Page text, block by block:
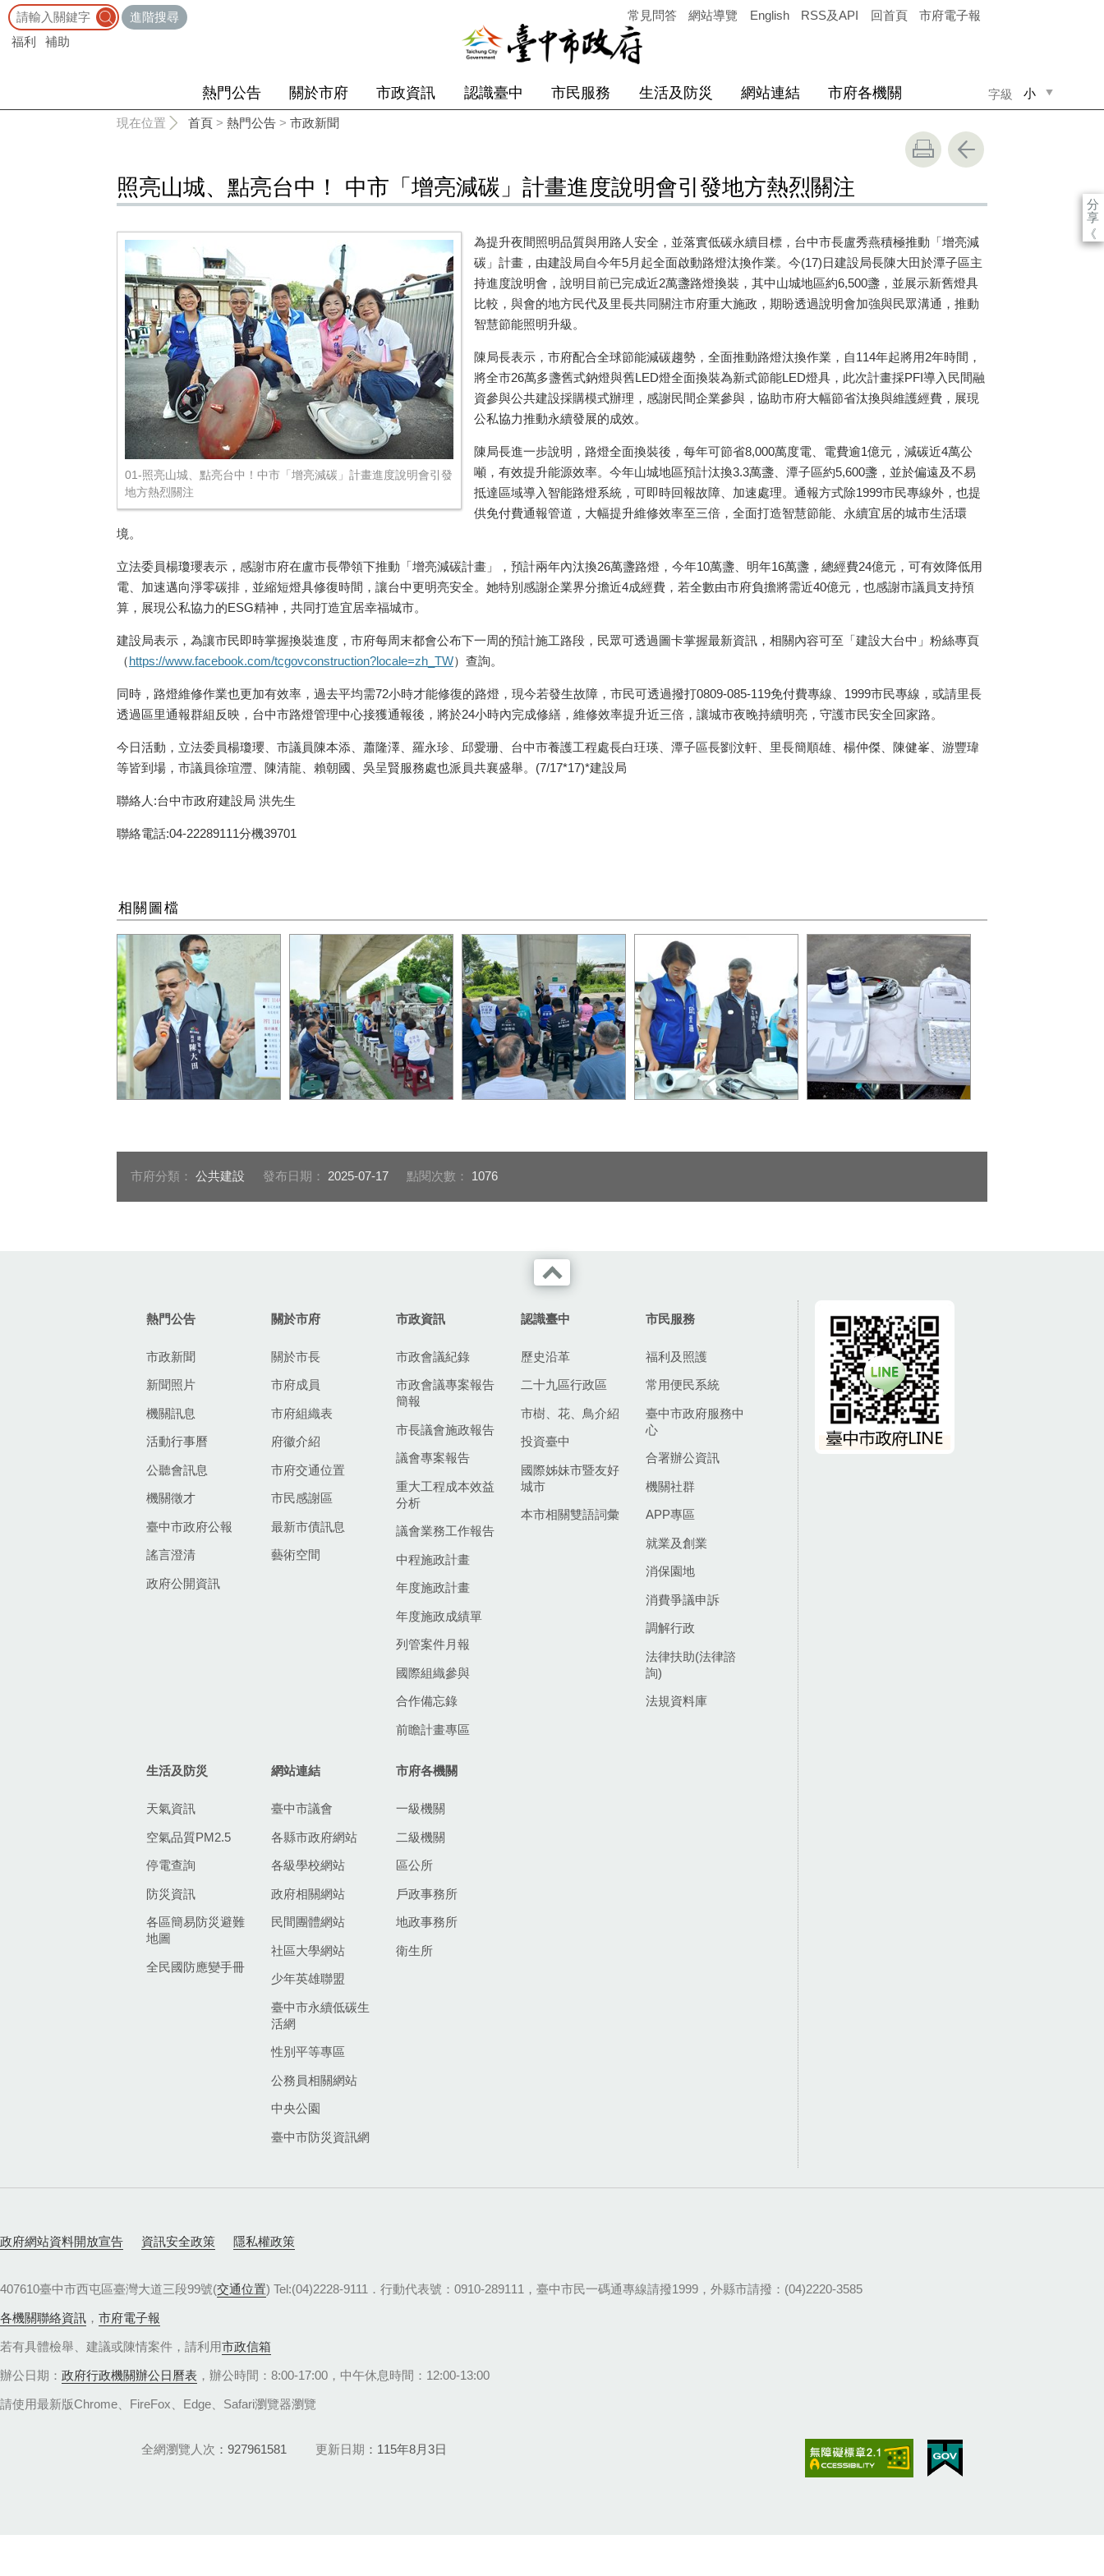
進階搜尋
福利
補助
常見問答 網站導覽 English RSS及API 回首頁 市府電子報
字級 小
熱門公告 關於市府 市政資訊 認識臺中 市民服務 生活及防災 網站連結 市府各機關
現在位置 首頁 > 熱門公告 > 市政新聞
分
享
《
照亮山城、點亮台中！ 中市「增亮減碳」計畫進度說明會引發地方熱烈關注
01-照亮山城、點亮台中！中市「增亮減碳」計畫進度說明會引發
地方熱烈關注
為提升夜間照明品質與用路人安全，並落實低碳永續目標，台中市長盧秀燕積極推動「增亮減
碳」計畫，由建設局自今年5月起全面啟動路燈汰換作業。今(17)日建設局長陳大田於潭子區主
持進度說明會，說明目前已完成近2萬盞路燈換裝，其中山城地區約6,500盞，並展示新舊燈具
比較，與會的地方民代及里長共同關注市府重大施政，期盼透過說明會加強與民眾溝通，推動
智慧節能照明升級。
陳局長表示，市府配合全球節能減碳趨勢，全面推動路燈汰換作業，自114年起將用2年時間，
將全市26萬多盞舊式鈉燈與舊LED燈全面換裝為新式節能LED燈具，此次計畫採PFI導入民間融
資參與公共建設採購模式辦理，感謝民間企業參與，協助市府大幅節省汰換與維護經費，展現
公私協力推動永續發展的成效。
陳局長進一步說明，路燈全面換裝後，每年可節省8,000萬度電、電費逾1億元，減碳近4萬公
噸，有效提升能源效率。今年山城地區預計汰換3.3萬盞、潭子區約5,600盞，並於偏遠及不易
抵達區域導入智能路燈系統，可即時回報故障、加速處理。通報方式除1999市民專線外，也提
供免付費通報管道，大幅提升維修效率至三倍，全面打造智慧節能、永續宜居的城市生活環
境。
立法委員楊瓊瓔表示，感謝市府在盧市長帶領下推動「增亮減碳計畫」，預計兩年內汰換26萬盞路燈，今年10萬盞、明年16萬盞，總經費24億元，可有效降低用
電、加速邁向淨零碳排，並縮短燈具修復時間，讓台中更明亮安全。她特別感謝企業界分擔近4成經費，若全數由市府負擔將需近40億元，也感謝市議員支持預
算，展現公私協力的ESG精神，共同打造宜居幸福城市。
建設局表示，為讓市民即時掌握換裝進度，市府每周末都會公布下一周的預計施工路段，民眾可透過圖卡掌握最新資訊，相關內容可至「建設大台中」粉絲專頁
（https://www.facebook.com/tcgovconstruction?locale=zh_TW）查詢。
同時，路燈維修作業也更加有效率，過去平均需72小時才能修復的路燈，現今若發生故障，市民可透過撥打0809-085-119免付費專線、1999市民專線，或請里長
透過區里通報群組反映，台中市路燈管理中心接獲通報後，將於24小時內完成修繕，維修效率提升近三倍，讓城市夜晚持續明亮，守護市民安全回家路。
今日活動，立法委員楊瓊瓔、市議員陳本添、蕭隆澤、羅永珍、邱愛珊、台中市養護工程處長白玨瑛、潭子區長劉汶軒、里長簡順雄、楊仲傑、陳健峯、游豐瑋
等皆到場，市議員徐瑄灃、陳清龍、賴朝國、吳呈賢服務處也派員共襄盛舉。(7/17*17)*建設局
聯絡人:台中市政府建設局 洪先生
聯絡電話:04-22289111分機39701
相關圖檔
裝進度說明會
細節
市府分類： 公共建設 發布日期： 2025-07-17 點閱次數： 1076
熱門公告
市政新聞
新聞照片
機關訊息
活動行事曆
公聽會訊息
機關徵才
臺中市政府公報
謠言澄清
政府公開資訊
關於市府
關於市長
市府成員
市府組織表
府徽介紹
市府交通位置
市民感謝區
最新市債訊息
藝術空間
市政資訊
市政會議紀錄
市政會議專案報告
簡報
市長議會施政報告
議會專案報告
重大工程成本效益
分析
議會業務工作報告
中程施政計畫
年度施政計畫
年度施政成績單
列管案件月報
國際組織參與
合作備忘錄
前瞻計畫專區
認識臺中
歷史沿革
二十九區行政區
市樹、花、鳥介紹
投資臺中
國際姊妹市暨友好
城市
本市相關雙語詞彙
市民服務
福利及照護
常用便民系統
臺中市政府服務中
心
合署辦公資訊
機關社群
APP專區
就業及創業
消保園地
消費爭議申訴
調解行政
法律扶助(法律諮
詢)
法規資料庫
生活及防災
天氣資訊
空氣品質PM2.5
停電查詢
防災資訊
各區簡易防災避難
地圖
全民國防應變手冊
網站連結
臺中市議會
各縣市政府網站
各級學校網站
政府相關網站
民間團體網站
社區大學網站
少年英雄聯盟
臺中市永續低碳生
活網
性別平等專區
公務員相關網站
中央公園
臺中市防災資訊網
市府各機關
一級機關
二級機關
區公所
戶政事務所
地政事務所
衛生所
政府網站資料開放宣告 資訊安全政策 隱私權政策
407610臺中市西屯區臺灣大道三段99號(交通位置) Tel:(04)2228-9111．行動代表號：0910-289111，臺中市民一碼通專線請撥1999，外縣市請撥：(04)2220-3585
各機關聯絡資訊 ， 市府電子報
若有具體檢舉、建議或陳情案件，請利用市政信箱
辦公日期： 政府行政機關辦公日曆表 ，辦公時間：8:00-17:00，中午休息時間：12:00-13:00
請使用最新版Chrome、FireFox、Edge、Safari瀏覽器瀏覽
全網瀏覽人次 927961581 更新日期 115年8月3日